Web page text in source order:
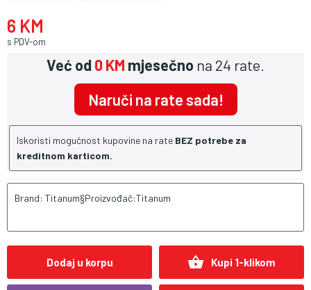
6 KM
s PDV-om
Već od0 KM mjesečno na 24 rate.
Naruči na rate sada!
Iskoristi mogućnost kupovine na rate BEZ potrebe za
kreditnom karticom.
Brand: Titanum§Proizvođač:Titanum
Dodaj u korpu shopping_basket Kupi 1-klikom